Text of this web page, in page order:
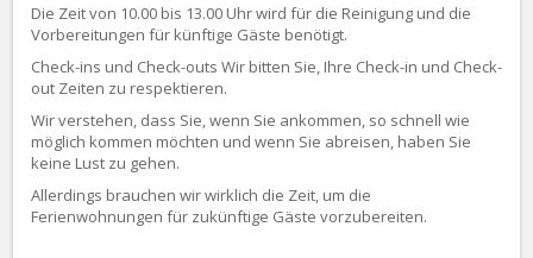
Die Zeit von 10.00 bis 13.00 Uhr wird für die Reinigung und die
Vorbereitungen für künftige Gäste benötigt.
Check-ins und Check-outs Wir bitten Sie, Ihre Check-in und Check-
out Zeiten zu respektieren.
Wir verstehen, dass Sie, wenn Sie ankommen, so schnell wie
möglich kommen möchten und wenn Sie abreisen, haben Sie
keine Lust zu gehen.
Allerdings brauchen wir wirklich die Zeit, um die
Ferienwohnungen für zukünftige Gäste vorzubereiten.